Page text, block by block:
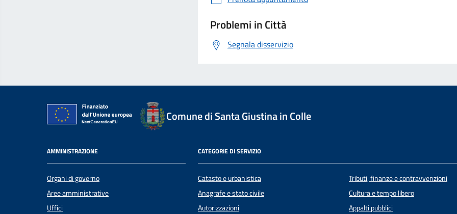
Problemi in Città
Segnala disservizio
Comune di Santa Giustina in Colle
AMMINISTRAZIONE
Organi di governo
Aree amministrative
Uffici
CATEGORIE DI SERVIZIO
Catasto e urbanistica
Anagrafe e stato civile
Autorizzazioni
Tributi, finanze e contravvenzioni
Cultura e tempo libero
Appalti pubblici